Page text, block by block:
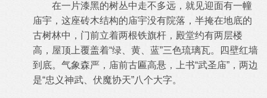
在一片漆黑的树丛中走不多远，就见迎面有一幢
庙宇，这座砖木结构的庙宇没有院落，半掩在地底的
古树林中，门前立着两根铁旗杆，殿堂约有两层楼
高，屋顶上覆盖着“绿、黄、蓝”三色琉璃瓦。四壁红墙
到底。气象森严，庙前古匾高悬，上书“武圣庙”，两边
是“忠义神武、伏魔协天”八个大字。